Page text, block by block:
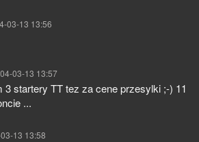
03-13 13:56
03-13 13:57
3 startery TT tez za cene przesylki ;-) 11
...
13 13:58